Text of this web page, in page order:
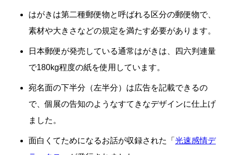
はがきは第二種郵便物と呼ばれる区分の郵便物で、
素材や大きさなどの規定を満たす必要があります。
日本郵便が発売している通常はがきは、四六判連量
で180kg程度の紙を使用しています。
宛名面の下半分（左半分）は広告を記載できるの
で、個展の告知のようなすてきなデザインに仕上げ
ました。
面白くてためになるお話が収録された「 光速感情デ